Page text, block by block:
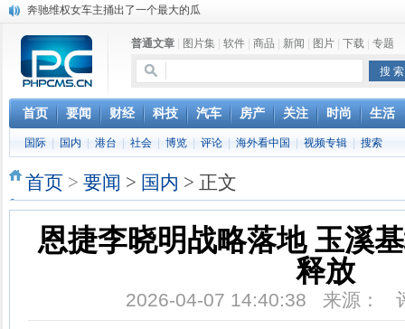
苹果MacOS曝新功能：将iPad作为拓展屏
苹果与高通和解 英特尔失去重要移动客户
小米高管：虽然高通与苹果和解，但5G iPhone最快明年下半年发布
iOS 13加入黑暗模式 多功能加持6月份见
高通与苹果达成和解，双方达成6年许可协议
巴黎圣母院大火肆虐，人类文明的一场浩劫
普通文章 图片集 软件 商品 新闻 图片 下载 专题
首页 要闻 财经 科技 汽车 房产 关注 时尚 生活
国际 国内 港台 社会 博览 评论 海外看中国 视频专辑 搜索
首页 > 要闻 > 国内 > 正文
恩捷李晓明战略落地 玉溪
释放
2026-04-07 14:40:38 来源：